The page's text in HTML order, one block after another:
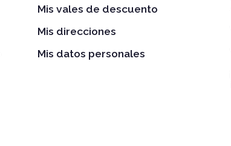
Mis vales de descuento
Mis direcciones
Mis datos personales